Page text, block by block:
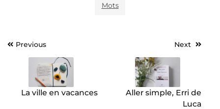
Mots
Navigation
l’article
Previous
La ville en vacances
Next
Aller simple, Erri de
Luca